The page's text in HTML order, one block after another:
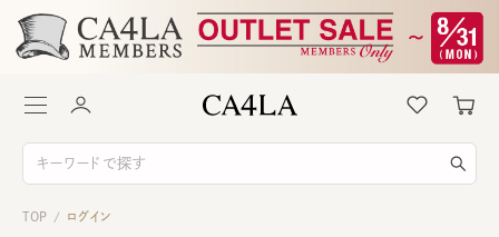
TOP / ログイン